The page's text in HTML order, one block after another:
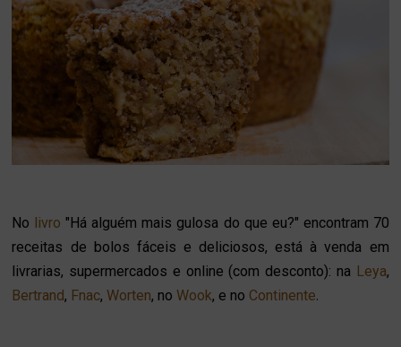
No livro "Há alguém mais gulosa do que eu?" encontram 70
receitas de bolos fáceis e deliciosos, está à venda em
livrarias, supermercados e online (com desconto): na Leya,
Bertrand, Fnac,Worten, noWook, e no Continente.